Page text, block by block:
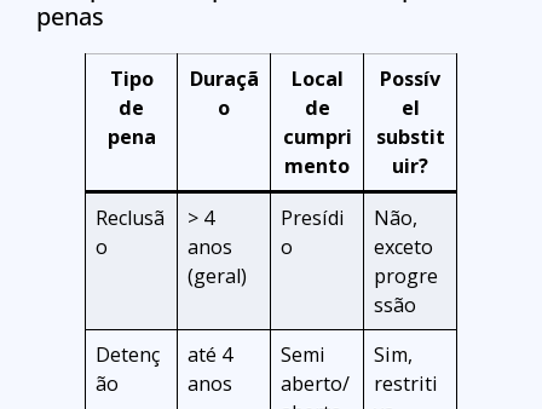
penas
Tipo
de
pena
Duraçã
o
Local
de
cumpri
mento
Possív
el
substit
uir?
Reclusã
o
> 4
anos
(geral)
Presídi
o
Não,
exceto
progre
ssão
Detenç
ão
até 4
anos
Semi
aberto/
Sim,
restriti